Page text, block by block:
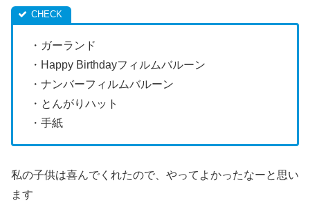
・ガーランド
・Happy Birthdayフィルムバルーン
・ナンバーフィルムバルーン
・とんがりハット
・手紙
私の子供は喜んでくれたので、やってよかったなーと思い
ます